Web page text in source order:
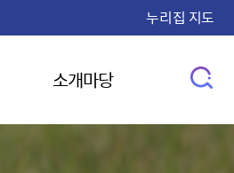
누리집 지도
소개마당